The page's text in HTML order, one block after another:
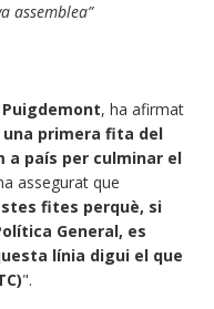
assemblea”
Puigdemont, ha afirmat
primera fita del
a país per culminar el
assegurat que
fites perquè, si
General, es
línia digui el que
".